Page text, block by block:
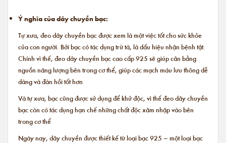
Ý nghĩa của dây chuyền bạc:
Tự xưa, đeo dây chuyền bạc được xem là một việc tốt cho sức khỏe
của con người. Bởi bạc có tác dụng trừ tà, là dấu hiệu nhận bệnh tật.
Chính vì thế, đeo dây chuyền bạc cao cấp 925 sẽ giúp cân bằng
nguồn năng lượng bên trong cơ thể, giúp các mạch máu lưu thông dễ
dàng và đàn hồi tốt hơn
Và tự xưa, bạc cũng được sử dụng để khử độc, vì thế đeo dây chuyền
bạc còn có tác dụng hạn chế những chất độc xâm nhập vào bên
trong cơ thể
Ngày nay, dây chuyền được thiết kế từ loại bạc 925 – một loại bạc